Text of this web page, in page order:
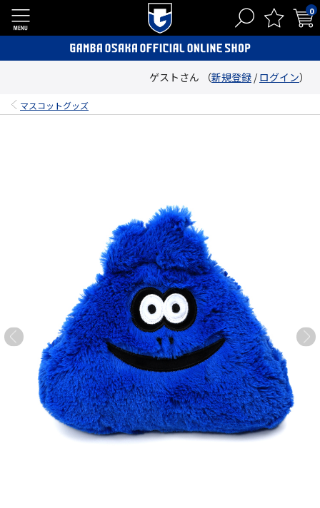
0
ゲストさん （新規登録 /ログイン）
マスコットグッズ